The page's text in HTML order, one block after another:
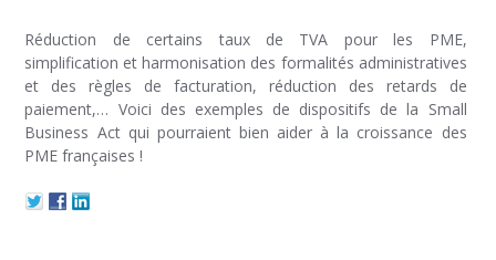
Réduction de certains taux de TVA pour les PME,
simplification et harmonisation des formalités administratives
et des règles de facturation, réduction des retards de
paiement,… Voici des exemples de dispositifs de la Small
Business Act qui pourraient bien aider à la croissance des
PME françaises !